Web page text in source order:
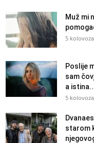
Muž mi
5
Poslije
sam
a
5
starom